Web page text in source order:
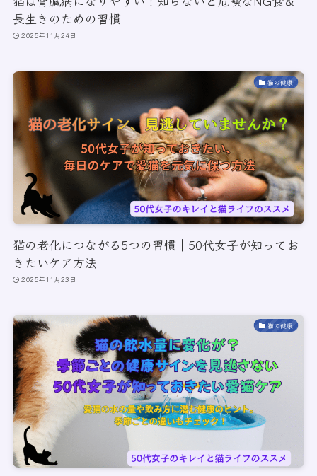
長生きのための習慣
2025年11月24日
猫の健康
猫の老化につながる5つの習慣｜50代女子が知ってお
きたいケア方法
2025年11月23日
猫の健康